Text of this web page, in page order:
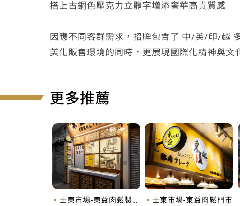
搭上古銅色壓克力立體字增添奢華高貴質感
因應不同客群需求，招牌包含了 中/英/印/越
美化販售環境的同時，更展現國際化精神與文
更多推薦
士東市場-東益肉鬆製造
士東市場-東益肉鬆門市